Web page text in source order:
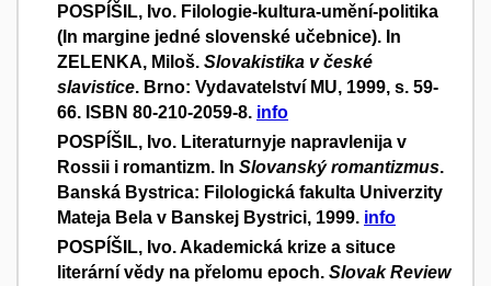
POSPÍŠIL, Ivo. Filologie-kultura-umění-politika
(In margine jedné slovenské učebnice). In
ZELENKA, Miloš. Slovakistika v české
slavistice. Brno: Vydavatelství MU, 1999, s. 59-
66. ISBN 80-210-2059-8. info
POSPÍŠIL, Ivo. Literaturnyje napravlenija v
Rossii i romantizm. In Slovanský romantizmus.
Banská Bystrica: Filologická fakulta Univerzity
Mateja Bela v Banskej Bystrici, 1999. info
POSPÍŠIL, Ivo. Akademická krize a situce
literární vědy na přelomu epoch. Slovak Review